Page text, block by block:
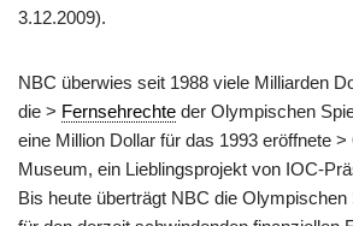
3.12.2009).
NBC überwies seit 1988 viele Milliarden
die > Fernsehrechte der Olympischen
eine Million Dollar für das 1993 eröffnete
Museum, ein Lieblingsprojekt von IOC-
Bis heute überträgt NBC die Olympischen